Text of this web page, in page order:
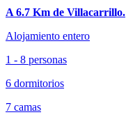
A 6.7 Km de Villacarrillo.
Alojamiento entero
1 - 8 personas
6 dormitorios
7 camas